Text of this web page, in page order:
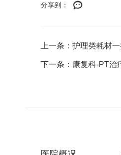
分享到：
上一条：护理类耗材
下一条：康复科-PT治